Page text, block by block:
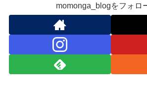
momonga_blogをフォロ